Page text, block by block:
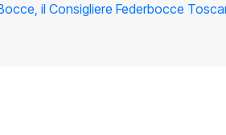
il Consigliere Federbocce